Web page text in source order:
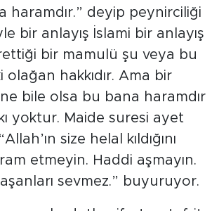
ha! Bundan sonra peynir
haramdır.” deyip peynirciliği
bir anlayış İslami bir anlayış
bir mamulü şu veya bu
hakkıdır. Ama bir
bile olsa bu bana haramdır
yoktur. Maide suresi ayet
size helal kıldığını
etmeyin. Haddi aşmayın.